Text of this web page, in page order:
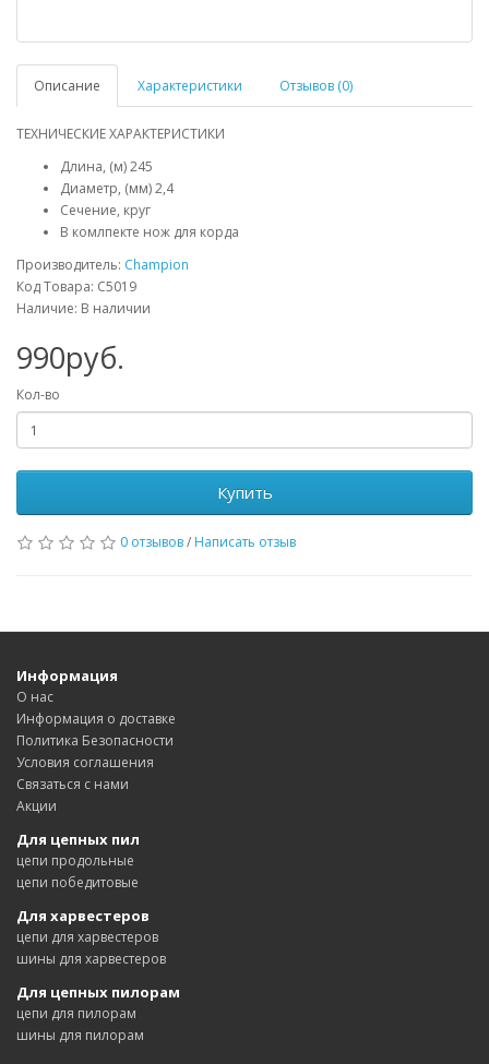
Описание Характеристики Отзывов (0)
ТЕХНИЧЕСКИЕ ХАРАКТЕРИСТИКИ
Длина, (м) 245
Диаметр, (мм) 2,4
Сечение, круг
В комлпекте нож для корда
Производитель: Champion
Код Товара: C5019
Наличие: В наличии
990руб.
Кол-во
Купить
0 отзывов/ Написать отзыв
Информация
О нас
Информация о доставке
Политика Безопасности
Условия соглашения
Связаться с нами
Акции
Для цепных пил
цепи продольные
цепи победитовые
Для харвестеров
цепи для харвестеров
шины для харвестеров
Для цепных пилорам
цепи для пилорам
шины для пилорам